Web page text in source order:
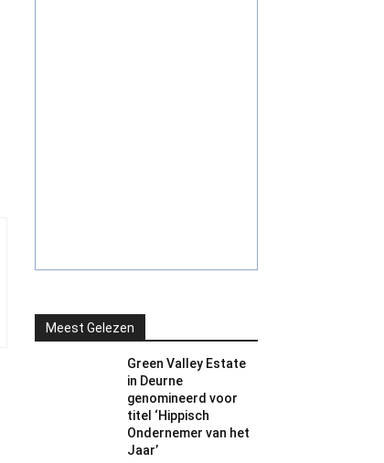
Meest Gelezen
Green Valley Estate
in Deurne
genomineerd voor
titel ‘Hippisch
Ondernemer van het
Jaar’